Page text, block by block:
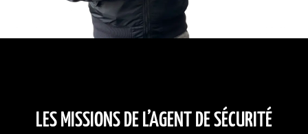
LES MISSIONS DE L’AGENT DE SÉCURITÉ